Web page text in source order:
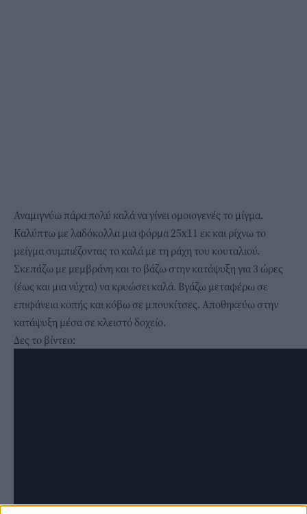
Αναμιγνύω πάρα πολύ καλά να γίνει ομοιογενές το μίγμα.
Καλύπτω με λαδόκολλα μια φόρμα 25x11 εκ και ρίχνω το
μείγμα συμπιέζοντας το καλά με τη ράχη του κουταλιού.
Σκεπάζω με μεμβράνη και το βάζω στην κατάψυξη για 3 ώρες
(έως και μια νύχτα) να κρυώσει καλά. Βγάζω μεταφέρω σε
επιφάνεια κοπής και κόβω σε μπουκίτσες. Αποθηκεύω στην
κατάψυξη μέσα σε κλειστό δοχείο.
Δες το βίντεο: